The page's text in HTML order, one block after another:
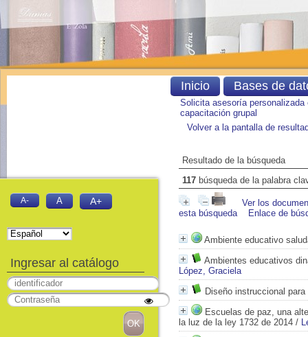
Solicita asesoría personalizada
capacitación grupal
Volver a la pantalla de
Resultado de la búsqueda
117 búsqueda de la palabra
Ver los
esta búsqueda
Enlace de
Ambiente educativo
Ambientes educativos
López, Graciela
Diseño instruccional
Escuelas de paz, una
la luz de la ley 1732 de 2014 /
Inicio Bases de
A- A A+
Ingresar al catálogo